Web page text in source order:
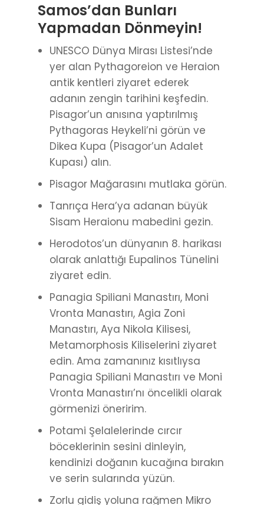
Samos’dan Bunları
Yapmadan Dönmeyin!
UNESCO Dünya Mirası Listesi’nde
yer alan Pythagoreion ve Heraion
antik kentleri ziyaret ederek
adanın zengin tarihini keşfedin.
Pisagor’un anısına yaptırılmış
Pythagoras Heykeli’ni görün ve
Dikea Kupa (Pisagor’un Adalet
Kupası) alın.
Pisagor Mağarasını mutlaka görün.
Tanrıça Hera’ya adanan büyük
Sisam Heraionu mabedini gezin.
Herodotos’un dünyanın 8. harikası
olarak anlattığı Eupalinos Tünelini
ziyaret edin.
Panagia Spiliani Manastırı, Moni
Vronta Manastırı, Agia Zoni
Manastırı, Aya Nikola Kilisesi,
Metamorphosis Kiliselerini ziyaret
edin. Ama zamanınız kısıtlıysa
Panagia Spiliani Manastırı ve Moni
Vronta Manastırı’nı öncelikli olarak
görmenizi öneririm.
Potami Şelalelerinde cırcır
böceklerinin sesini dinleyin,
kendinizi doğanın kucağına bırakın
ve serin sularında yüzün.
Zorlu gidiş yoluna rağmen Mikro